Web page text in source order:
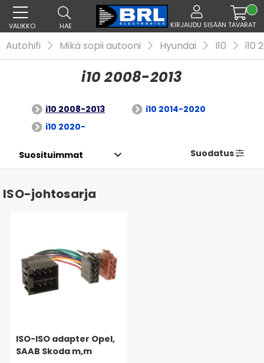
VALIKKO HAE KIRJAUDU SISÄÄN TAVARAT
Autohifi Mikä sopii autooni Hyundai I10 i10
i10 2008-2013
i10 2008-2013
i10 2014-2020
i10 2020-
Suodatus
ISO-johtosarja
ISO-ISO adapter Opel,
SAAB Skoda m,m